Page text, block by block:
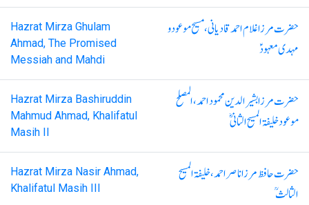
حضرت مرزا غلام احمد قادیانی، مسیح موعود و
مہدی معہودؑ
Hazrat Mirza Ghulam
Ahmad, The Promised
Messiah and Mahdi
حضرت مرزا بشیرالدین محمود احمد، المصلح
موعود خلیفۃ المسیح الثانیؓ
Hazrat Mirza Bashiruddin
Mahmud Ahmad, Khalifatul
Masih II
حضرت حافظ مرزا ناصر احمد، خلیفۃ المسیح
الثالثؒ
Hazrat Mirza Nasir Ahmad,
Khalifatul Masih III